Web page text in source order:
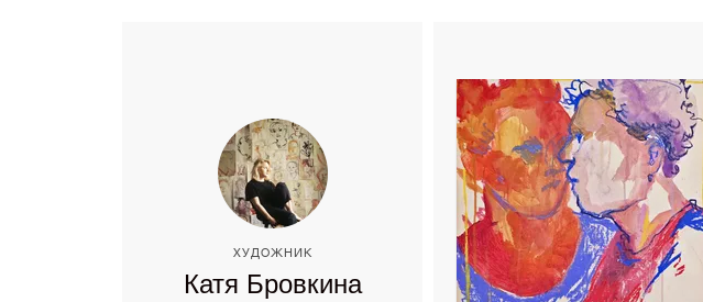
ХУДОЖНИК
Катя Бровкина